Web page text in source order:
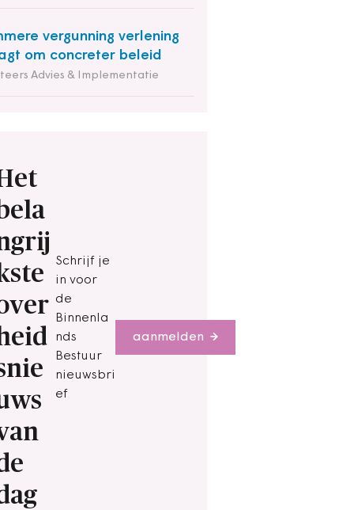
vergunning verlening
om concreter beleid
Advies & Implementatie
Schrijf je
in voor
de
Binnenla
nds
Bestuur
nieuwsbri
ef
aanmelden